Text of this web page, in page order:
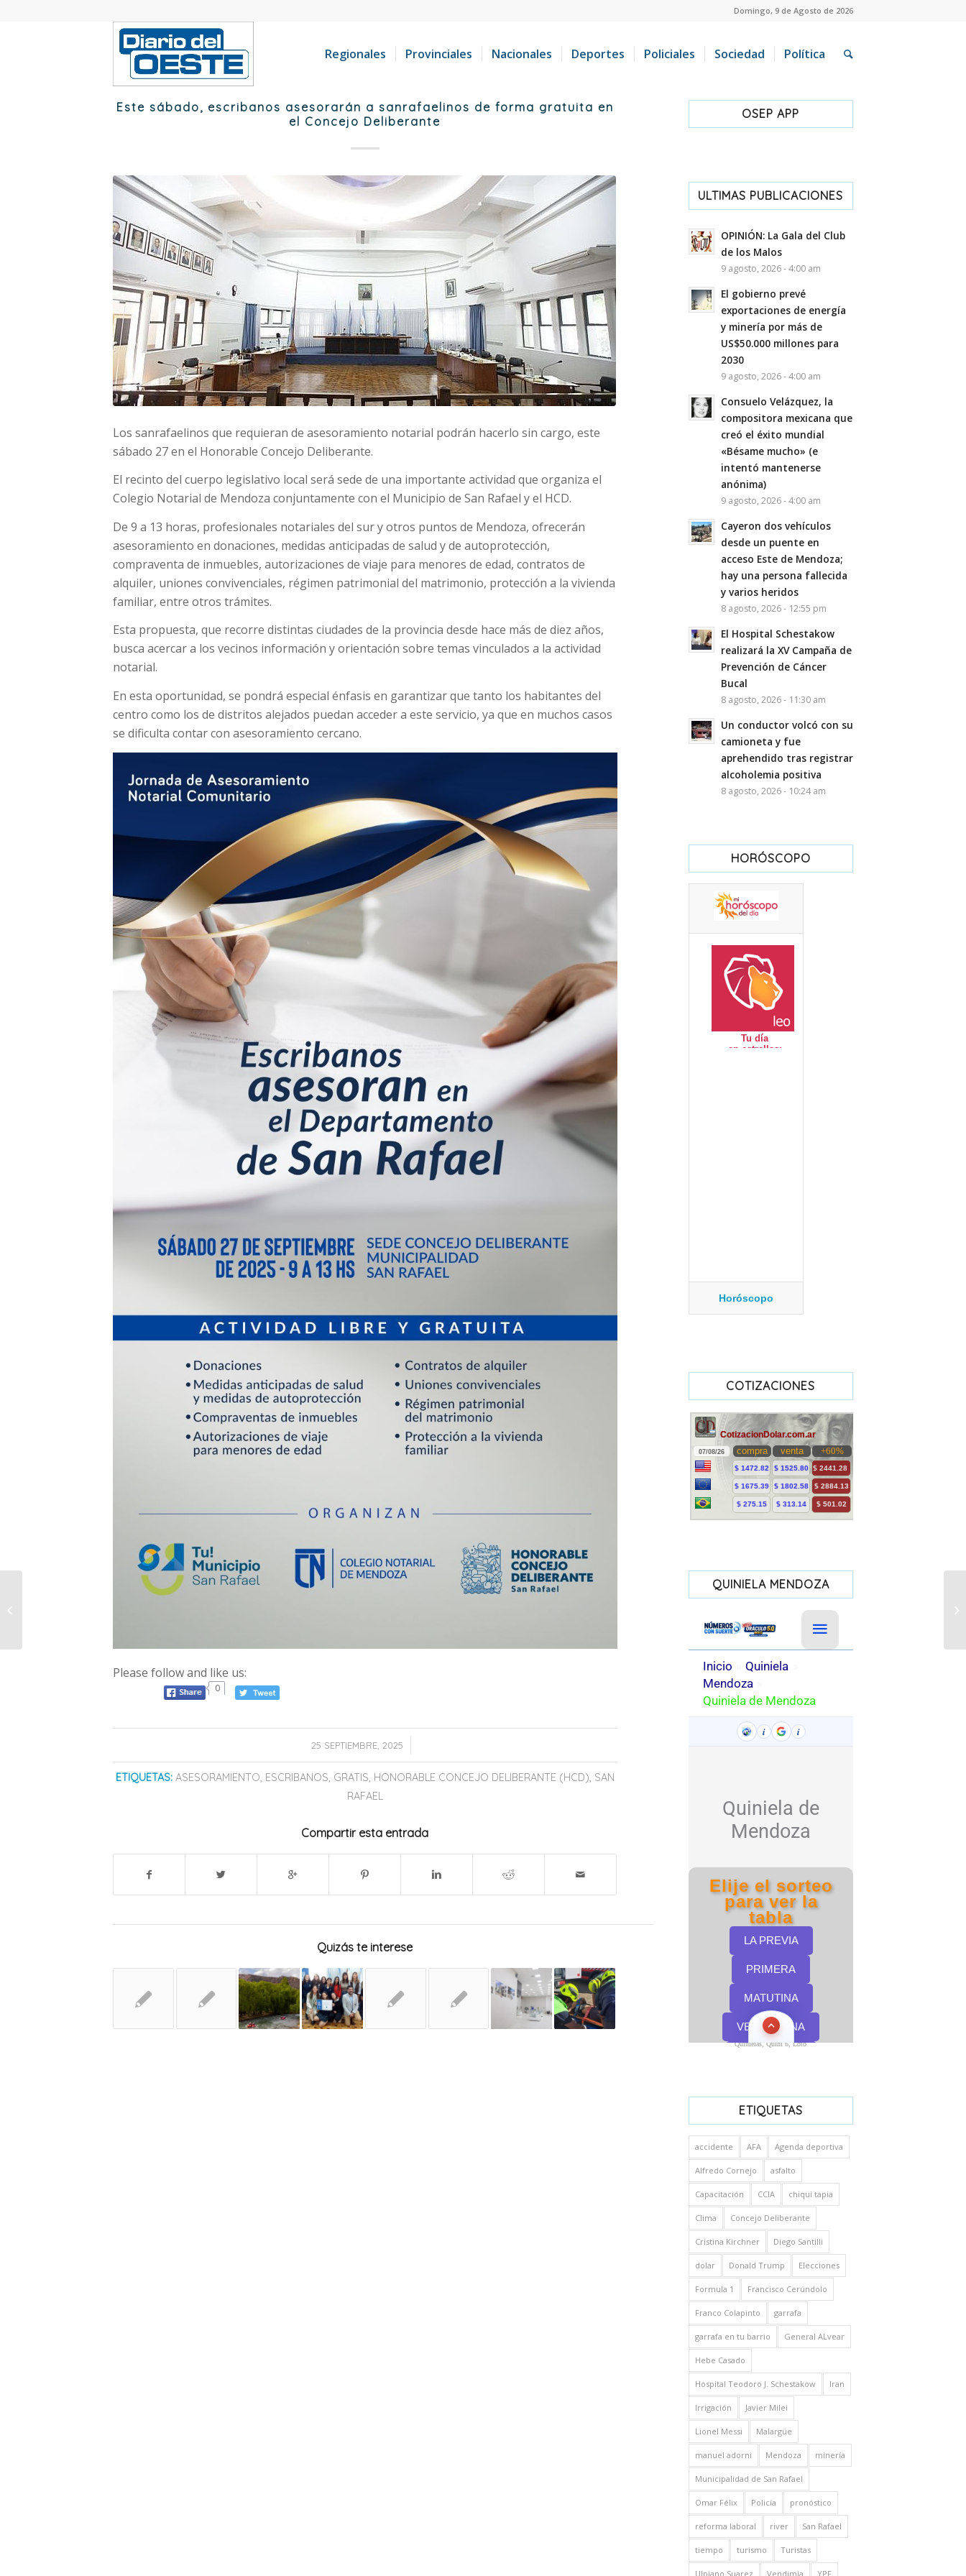
Domingo, 9 de Agosto de 2026
Regionales Provinciales Nacionales Deportes Policiales Sociedad Política
Este sábado, escribanos asesorarán a sanrafaelinos de forma gratuita en
el Concejo Deliberante
Los sanrafaelinos que requieran de asesoramiento notarial podrán hacerlo sin cargo, este
sábado 27 en el Honorable Concejo Deliberante.
El recinto del cuerpo legislativo local será sede de una importante actividad que organiza el
Colegio Notarial de Mendoza conjuntamente con el Municipio de San Rafael y el HCD.
De 9 a 13 horas, profesionales notariales del sur y otros puntos de Mendoza, ofrecerán
asesoramiento en donaciones, medidas anticipadas de salud y de autoprotección,
compraventa de inmuebles, autorizaciones de viaje para menores de edad, contratos de
alquiler, uniones convivenciales, régimen patrimonial del matrimonio, protección a la vivienda
familiar, entre otros trámites.
Esta propuesta, que recorre distintas ciudades de la provincia desde hace más de diez años,
busca acercar a los vecinos información y orientación sobre temas vinculados a la actividad
notarial.
En esta oportunidad, se pondrá especial énfasis en garantizar que tanto los habitantes del
centro como los de distritos alejados puedan acceder a este servicio, ya que en muchos casos
se dificulta contar con asesoramiento cercano.
Please follow and like us:
0
25 SEPTIEMBRE, 2025
/
ETIQUETAS: ASESORAMIENTO, ESCRIBANOS, GRATIS, HONORABLE CONCEJO DELIBERANTE (HCD), SAN
RAFAEL
Compartir esta entrada
Quizás te interese
OSEP APP
ULTIMAS PUBLICACIONES
OPINIÓN: La Gala del Club
de los Malos
9 agosto, 2026 - 4:00 am
El gobierno prevé
exportaciones de energía
y minería por más de
US$50.000 millones para
2030
9 agosto, 2026 - 4:00 am
Consuelo Velázquez, la
compositora mexicana que
creó el éxito mundial
«Bésame mucho» (e
intentó mantenerse
anónima)
9 agosto, 2026 - 4:00 am
Cayeron dos vehículos
desde un puente en
acceso Este de Mendoza;
hay una persona fallecida
y varios heridos
8 agosto, 2026 - 12:55 pm
El Hospital Schestakow
realizará la XV Campaña de
Prevención de Cáncer
Bucal
8 agosto, 2026 - 11:30 am
Un conductor volcó con su
camioneta y fue
aprehendido tras registrar
alcoholemia positiva
8 agosto, 2026 - 10:24 am
HORÓSCOPO
Horóscopo
COTIZACIONES
QUINIELA MENDOZA
Quinielas, Quini 6, Loto
ETIQUETAS
accidente AFA Agenda deportiva
Alfredo Cornejo asfalto
Capacitación CCIA chiqui tapia
Clima Concejo Deliberante
Cristina Kirchner Diego Santilli
dolar Donald Trump Elecciones
Formula 1 Francisco Cerúndolo
Franco Colapinto garrafa
garrafa en tu barrio General ALvear
Hebe Casado
Hospital Teodoro J. Schestakow Iran
Irrigación Javier Milei
Lionel Messi Malargüe
manuel adorni Mendoza minería
Municipalidad de San Rafael
Omar Félix Policía pronóstico
reforma laboral river San Rafael
tiempo turismo Turistas
Ulpiano Suarez Vendimia YPF